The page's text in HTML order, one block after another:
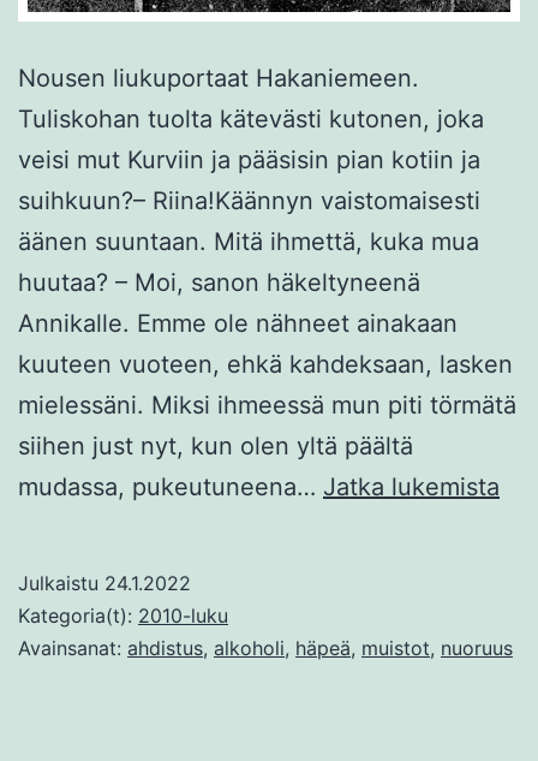
Nousen liukuportaat Hakaniemeen.
Tuliskohan tuolta kätevästi kutonen, joka
veisi mut Kurviin ja pääsisin pian kotiin ja
suihkuun?– Riina!Käännyn vaistomaisesti
äänen suuntaan. Mitä ihmettä, kuka mua
huutaa? – Moi, sanon häkeltyneenä
Annikalle. Emme ole nähneet ainakaan
kuuteen vuoteen, ehkä kahdeksaan, lasken
mielessäni. Miksi ihmeessä mun piti törmätä
siihen just nyt, kun olen yltä päältä
mudassa, pukeutuneena… Jatka lukemista
Julkaistu 24.1.2022
Kategoria(t): 2010-luku
Avainsanat: ahdistus, alkoholi, häpeä, muistot, nuoruus